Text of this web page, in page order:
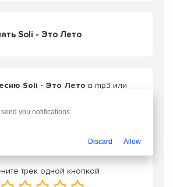
Soli - Это Лето
Soli - Это Лето в mp3 или
трек одной кнопкой
you notifications
Discard Allow